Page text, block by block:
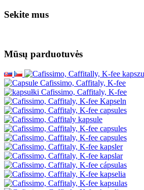
Sekite mus
Mūsų parduotuvės